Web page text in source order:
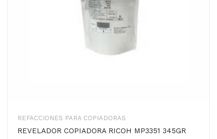
REFACCIONES PARA COPIADORAS
REVELADOR COPIADORA RICOH MP3351 345GR